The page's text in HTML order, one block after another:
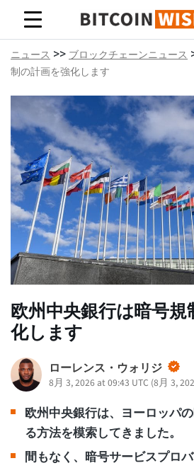
ビットコイン
ニュース >> ブロックチェーンニュース
制の計画を強化します
欧州中央銀行は暗号
化します
ローレンス・ウォリジ
8月 3, 2026 at 09:43 UTC (8月 3,
欧州中央銀行は、ヨーロッパ
る方法を模索してきました。
間もなく、暗号サービスプロ